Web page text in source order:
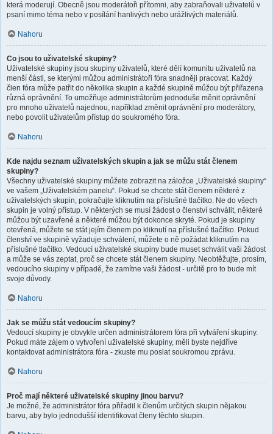
která moderují. Obecně jsou moderátoři přítomni, aby zabraňovali uživatelů v
psaní mimo téma nebo v posílání hanlivých nebo urážlivých materiálů.
Nahoru
Co jsou to uživatelské skupiny?
Uživatelské skupiny jsou skupiny uživatelů, které dělí komunitu uživatelů na
menší části, se kterými můžou administrátoři fóra snadněji pracovat. Každý
člen fóra může patřit do několika skupin a každé skupině můžou být přiřazena
různá oprávnění. To umožňuje administrátorům jednoduše měnit oprávnění
pro mnoho uživatelů najednou, například změnit oprávnění pro moderátory,
nebo povolit uživatelům přístup do soukromého fóra.
Nahoru
Kde najdu seznam uživatelských skupin a jak se můžu stát členem
skupiny?
Všechny uživatelské skupiny můžete zobrazit na záložce „Uživatelské skupiny“
ve vašem „Uživatelském panelu“. Pokud se chcete stát členem některé z
uživatelských skupin, pokračujte kliknutím na příslušné tlačítko. Ne do všech
skupin je volný přístup. V některých se musí žádost o členství schválit, některé
můžou být uzavřené a některé můžou být dokonce skryté. Pokud je skupiny
otevřená, můžete se stát jejím členem po kliknutí na příslušné tlačítko. Pokud
členství ve skupině vyžaduje schválení, můžete o ně požádat kliknutím na
příslušné tlačítko. Vedoucí uživatelské skupiny bude muset schválit vaši žádost
a může se vás zeptat, proč se chcete stát členem skupiny. Neobtěžujte, prosím,
vedoucího skupiny v případě, že zamítne vaši žádost - určitě pro to bude mít
svoje důvody.
Nahoru
Jak se můžu stát vedoucím skupiny?
Vedoucí skupiny je obvykle určen administrátorem fóra při vytváření skupiny.
Pokud máte zájem o vytvoření uživatelské skupiny, měli byste nejdříve
kontaktovat administrátora fóra - zkuste mu poslat soukromou zprávu.
Nahoru
Proč mají některé uživatelské skupiny jinou barvu?
Je možné, že administrátor fóra přiřadil k členům určitých skupin nějakou
barvu, aby bylo jednodušší identifikovat členy těchto skupin.